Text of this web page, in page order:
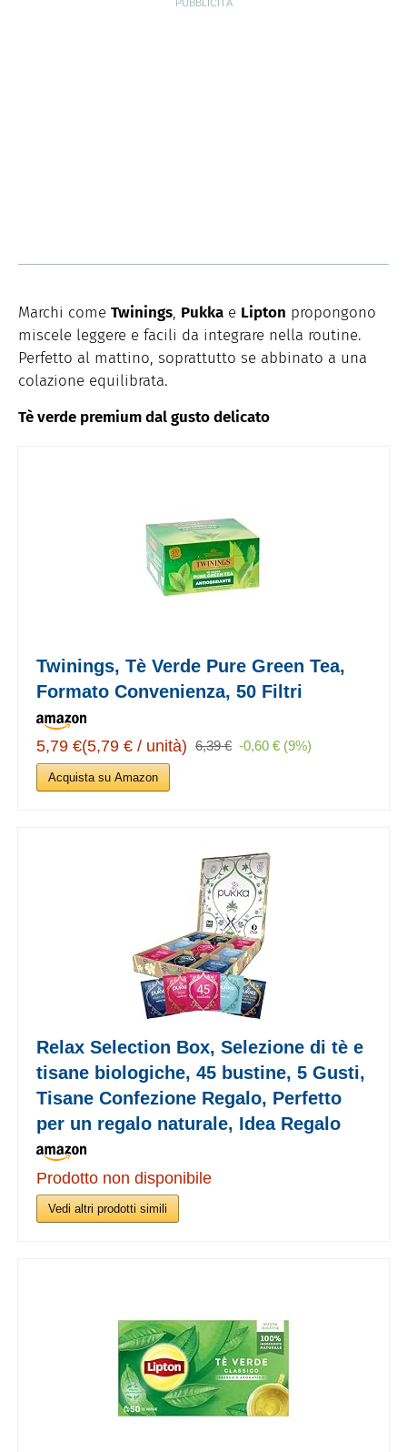
Marchi come Twinings, Pukka e Lipton propongono
miscele leggere e facili da integrare nella routine.
Perfetto al mattino, soprattutto se abbinato a una
colazione equilibrata.
Tè verde premium dal gusto delicato
Twinings, Tè Verde Pure Green Tea,
Formato Convenienza, 50 Filtri
5,79 €(5,79 € / unità) 6,39 € -0,60 € (9%)
Acquista su Amazon
Relax Selection Box, Selezione di tè e
tisane biologiche, 45 bustine, 5 Gusti,
Tisane Confezione Regalo, Perfetto
per un regalo naturale, Idea Regalo
Prodotto non disponibile
Vedi altri prodotti simili